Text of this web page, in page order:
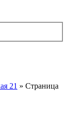
21 » Страница